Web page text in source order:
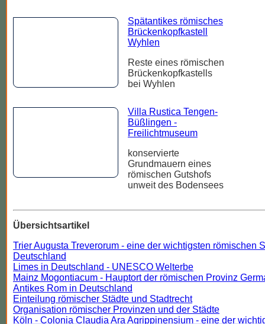
Spätantikes römisches
Brückenkopfkastell
Wyhlen
Reste eines römischen
Brückenkopfkastells
bei Wyhlen
Villa Rustica Tengen-
Büßlingen -
Freilichtmuseum
konservierte
Grundmauern eines
römischen Gutshofs
unweit des Bodensees
Übersichtsartikel
Trier Augusta Treverorum - eine der wichtigsten römischen
Deutschland
Limes in Deutschland - UNESCO Welterbe
Mainz Mogontiacum - Hauptort der römischen Provinz
Antikes Rom in Deutschland
Einteilung römischer Städte und Stadtrecht
Organisation römischer Provinzen und der Städte
Köln - Colonia Claudia Ara Agrippinensium - eine der